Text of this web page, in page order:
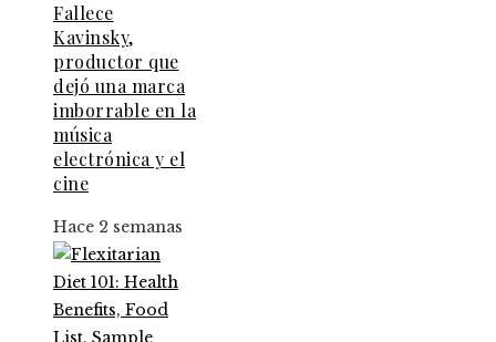
Fallece
Kavinsky,
productor que
dejó una marca
imborrable en la
música
electrónica y el
cine
Hace 2 semanas